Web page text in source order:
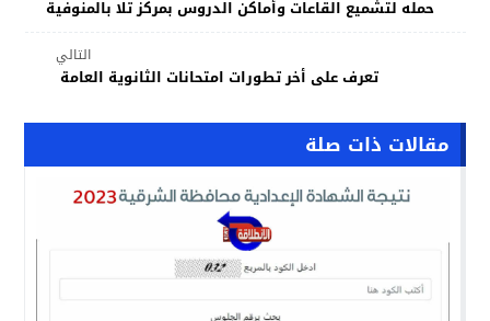
حمله لتشميع القاعات وأماكن الدروس بمركز تلا بالمنوفية
التالي
تعرف على أخر تطورات امتحانات الثانوية العامة
مقالات ذات صلة